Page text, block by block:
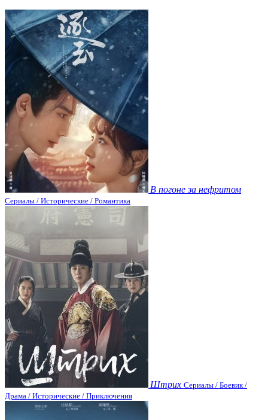
В погоне за нефритом
Сериалы / Исторические / Романтика
Штрих Сериалы / Боевик /
Драма / Исторические / Приключения